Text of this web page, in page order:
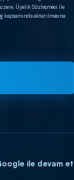
Üyelik Sözleşmesi ile
kapsamında aktarılmasına
ile devam et